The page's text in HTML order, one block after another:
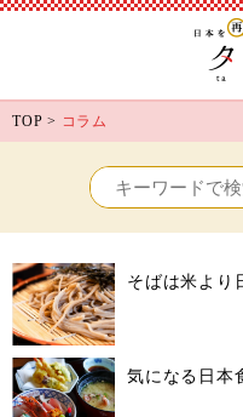
TOP > コラム
そばは米より
気になる日本